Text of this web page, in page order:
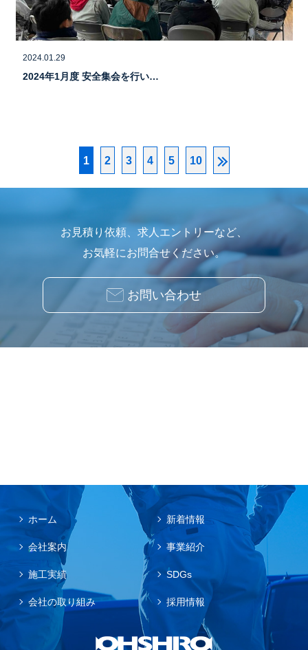
2024.01.29
2024年1月度 安全集会を行い…
1 2 3 4 5 10
お見積り依頼、求人エントリーなど、
お気軽にお問合せください。
お問い合わせ
ホーム 新着情報
会社案内 事業紹介
施工実績 SDGs
会社の取り組み 採用情報